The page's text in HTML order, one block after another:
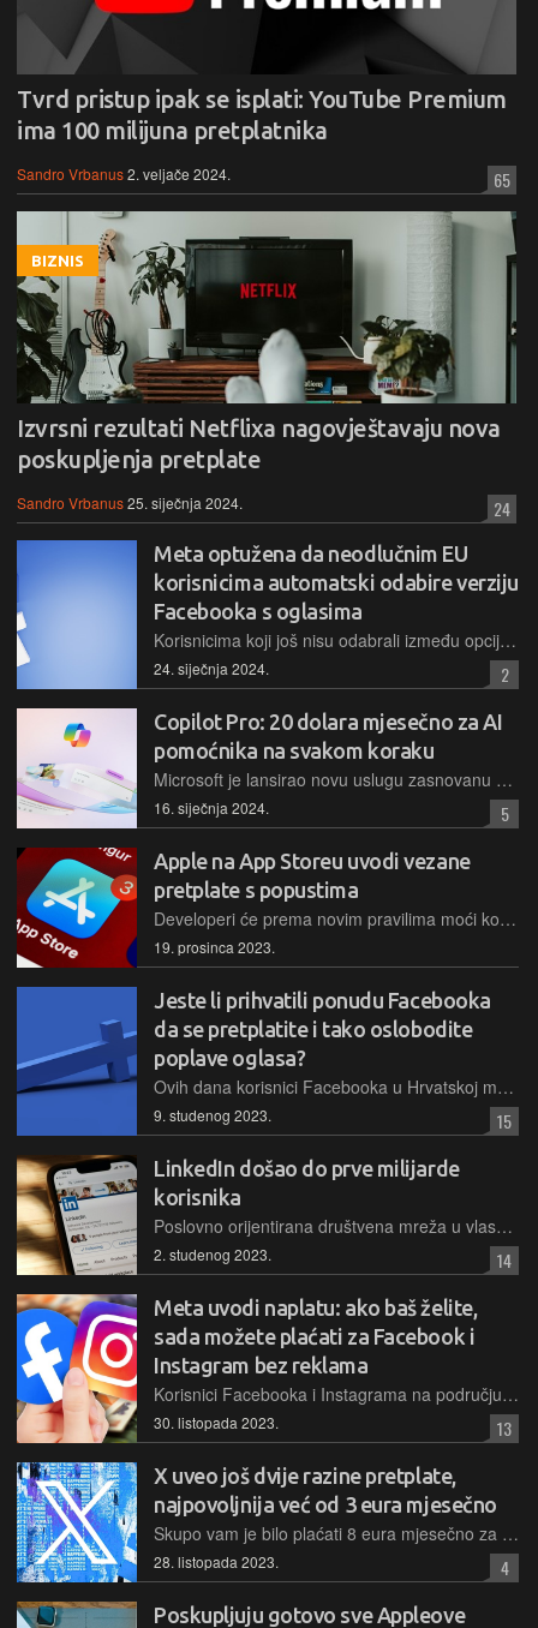
Tvrd pristup ipak se isplati: YouTube Premium
ima 100 milijuna pretplatnika
Sandro Vrbanus2. veljače 2024. 65
BIZNIS
Izvrsni rezultati Netflixa nagovještavaju nova
poskupljenja pretplate
Sandro Vrbanus25. siječnja 2024. 24
Meta optužena da neodlučnim EU
korisnicima automatski odabire verziju
Facebooka s oglasima
Korisnicima koji još nisu odabrali između opcije besplatne ili plaćene verzije Instagrama i Facebooka Meta bi automatski odabrala verziju s uključenim oglasima
24. siječnja 2024. 2
Copilot Pro: 20 dolara mjesečno za AI
pomoćnika na svakom koraku
Microsoft je lansirao novu uslugu zasnovanu na alatima generativne umjetne inteligencije. Pretplatnicima će omogućiti napredni i brži rad Copilota unutar mnogih svojih aplikacija
16. siječnja 2024. 5
Apple na App Storeu uvodi vezane
pretplate s popustima
Developeri će prema novim pravilima moći korisnicima ponuditi popuste na određene aplikacije, ako oni istodobno imaju aktivnu pretplatu na neku drugu aplikaciju
19. prosinca 2023.
Jeste li prihvatili ponudu Facebooka
da se pretplatite i tako oslobodite
poplave oglasa?
Ovih dana korisnici Facebooka u Hrvatskoj masovno dobivaju ponudu za pretplatu
9. studenog 2023. 15
LinkedIn došao do prve milijarde
korisnika
Poslovno orijentirana društvena mreža u vlasništvu Microsofta premašila je ovih dana "okruglu" cifru od jedne milijarde korisnika, čime ona ulazi u vrlo uski krug "milijardera"
2. studenog 2023. 14
Meta uvodi naplatu: ako baš želite,
sada možete plaćati za Facebook i
Instagram bez reklama
Korisnici Facebooka i Instagrama na području EU, Europskog ekonomskog područja i Švicarske sada imaju izbor: ili će na društvenim mrežama gledati ciljane oglase, ili će plaćati mjesečnu pretplatu
30. listopada 2023. 13
X uveo još dvije razine pretplate,
najpovoljnija već od 3 eura mjesečno
Skupo vam je bilo plaćati 8 eura mjesečno za X Premium? Muskova platforma nudi vam još dvije razine pretplate, jednu za 3, a drugu za čak 16 eura na mjesec, uz različite dostupne funkcionalnosti
28. listopada 2023. 4
Poskupljuju gotovo sve Appleove